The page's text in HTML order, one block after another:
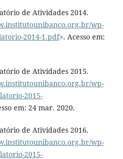
de Atividades 2014.
wp-
2014-1.pdf>. Acesso em:
de Atividades 2015.
wp-
2015-
em: 24 mar. 2020.
de Atividades 2016.
wp-
2015-